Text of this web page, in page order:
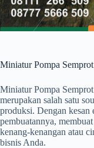
Miniatur Pompa
Miniatur Pompa
merupakan salah satu
produksi. Dengan kesan
pembuatannya,
kenang-kenangan atau
bisnis Anda.